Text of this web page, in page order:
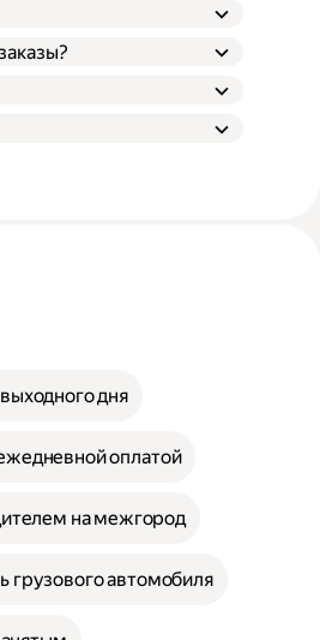
дня
оплатой
на межгород
грузового автомобиля